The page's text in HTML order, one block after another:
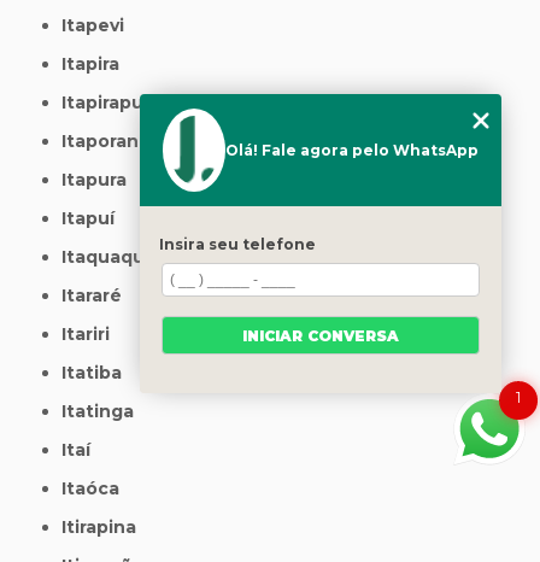
Itapevi
Itapira
Itapirapuã Paulista
Itaporanga
Itapura
Itapuí
Itaquaquecetuba
Itararé
Itariri
Itatiba
Itatinga
Itaí
Itaóca
Itirapina
1
Olá! Fale agora pelo WhatsApp
Insira seu telefone
INICIAR CONVERSA